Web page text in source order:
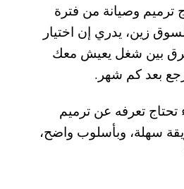
ترميم وصيانة من فترة
زين، يدري إن اختيار
بين شغل يعيش معك
بعد كم شهر.
تعرفه عن ترميم
سهلة، وبأسلوب واضح،